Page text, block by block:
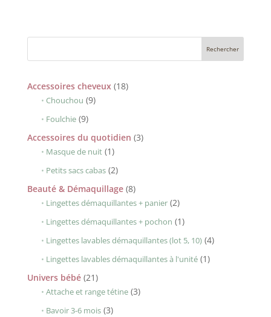
Accessoires cheveux 1818
Chouchou 99
Foulchie 99
produits
Accessoires du quotidien 33
Masque de nuit 11
produit
Petits sacs cabas 22
produits
Beauté & Démaquillage 88
produits
Lingettes démaquillantes + panier 22
produits
Lingettes démaquillantes + pochon 11
produit
Lingettes lavables démaquillantes (lot 5, 10) 44
Lingettes lavables démaquillantes à l'unité 11
Univers bébé 2121
produits
Attache et range tétine 33
Bavoir 3-6 mois 33